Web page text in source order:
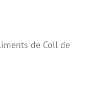
de Coll de